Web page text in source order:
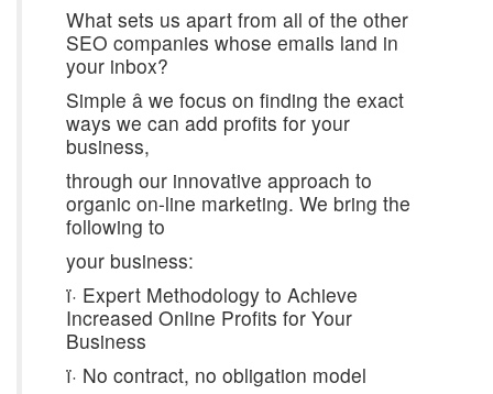
What sets us apart from all of the other
SEO companies whose emails land in
your inbox?
Simple â we focus on finding the exact
ways we can add profits for your
business,
through our innovative approach to
organic on-line marketing. We bring the
following to
your business:
ï· Expert Methodology to Achieve
Increased Online Profits for Your
Business
ï· No contract, no obligation model